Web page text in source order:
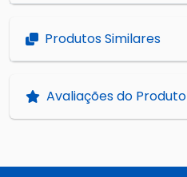
Produtos Similares
Avaliações do Produto